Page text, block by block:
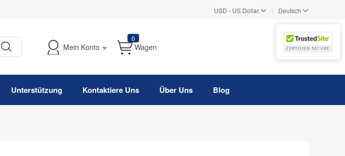
USD - US Dollar | Deutsch
Mein Konto
0
Wagen
Unterstützung Kontaktiere Uns Über Uns Blog